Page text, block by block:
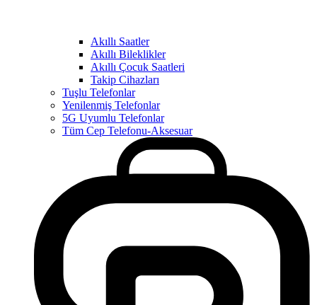
Akıllı Saatler
Akıllı Bileklikler
Akıllı Çocuk Saatleri
Takip Cihazları
Tuşlu Telefonlar
Yenilenmiş Telefonlar
5G Uyumlu Telefonlar
Tüm Cep Telefonu-Aksesuar